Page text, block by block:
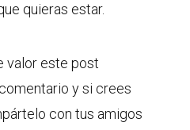
quieras estar.
valor este post
y si crees
con tus amigos